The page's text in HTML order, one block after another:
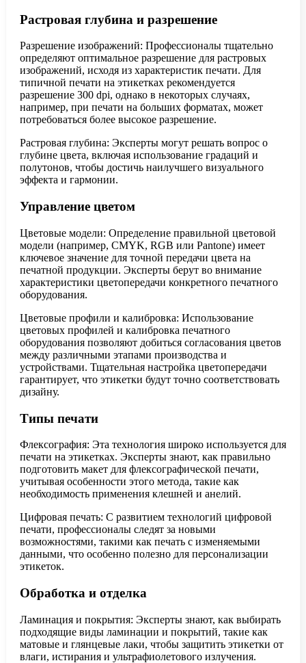
Растровая глубина и разрешение
Разрешение изображений: Профессионалы тщательно
определяют оптимальное разрешение для растровых
изображений, исходя из характеристик печати. Для
типичной печати на этикетках рекомендуется
разрешение 300 dpi, однако в некоторых случаях,
например, при печати на больших форматах, может
потребоваться более высокое разрешение.
Растровая глубина: Эксперты могут решать вопрос о
глубине цвета, включая использование градаций и
полутонов, чтобы достичь наилучшего визуального
эффекта и гармонии.
Управление цветом
Цветовые модели: Определение правильной цветовой
модели (например, CMYK, RGB или Pantone) имеет
ключевое значение для точной передачи цвета на
печатной продукции. Эксперты берут во внимание
характеристики цветопередачи конкретного печатного
оборудования.
Цветовые профили и калибровка: Использование
цветовых профилей и калибровка печатного
оборудования позволяют добиться согласования цветов
между различными этапами производства и
устройствами. Тщательная настройка цветопередачи
гарантирует, что этикетки будут точно соответствовать
дизайну.
Типы печати
Флексография: Эта технология широко используется для
печати на этикетках. Эксперты знают, как правильно
подготовить макет для флексографической печати,
учитывая особенности этого метода, такие как
необходимость применения клешней и анелий.
Цифровая печать: С развитием технологий цифровой
печати, профессионалы следят за новыми
возможностями, такими как печать с изменяемыми
данными, что особенно полезно для персонализации
этикеток.
Обработка и отделка
Ламинация и покрытия: Эксперты знают, как выбирать
подходящие виды ламинации и покрытий, такие как
матовые и глянцевые лаки, чтобы защитить этикетки от
влаги, истирания и ультрафиолетового излучения.